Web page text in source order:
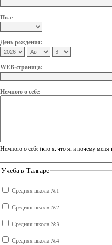
Пол:
День рождения:
WEB-страница:
Немного о себе:
Немного о себе (кто я, что я, и почему меня
Учеба в Талгаре
Средняя школа №1
Средняя школа №2
Средняя школа №3
Средняя школа №4